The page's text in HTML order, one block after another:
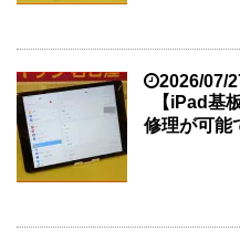
2026/07/
【iPad基
修理が可能